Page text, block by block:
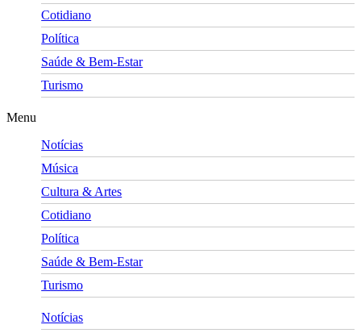
Cotidiano
Política
Saúde & Bem-Estar
Turismo
Menu
Notícias
Música
Cultura & Artes
Cotidiano
Política
Saúde & Bem-Estar
Turismo
Notícias